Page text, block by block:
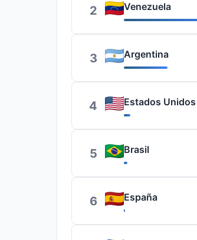
2 Venezuela
3 Argentina
4 Estados Unidos
5 Brasil
6 España